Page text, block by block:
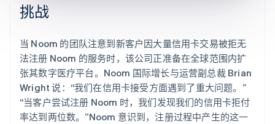
挑战
当 Noom 的团队注意到新客户因大量信用卡交易被拒无
法注册 Noom 的服务时，该公司正准备在全球范围内扩
张其数字医疗平台。Noom 国际增长与运营副总裁 Brian
Wright 说：“我们在信用卡接受方面遇到了重大问题。”
“当客户尝试注册 Noom 时，我们发现我们的信用卡拒付
率达到两位数。”Noom 意识到，注册过程中产生的这一